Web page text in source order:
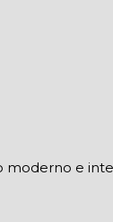
moderno e